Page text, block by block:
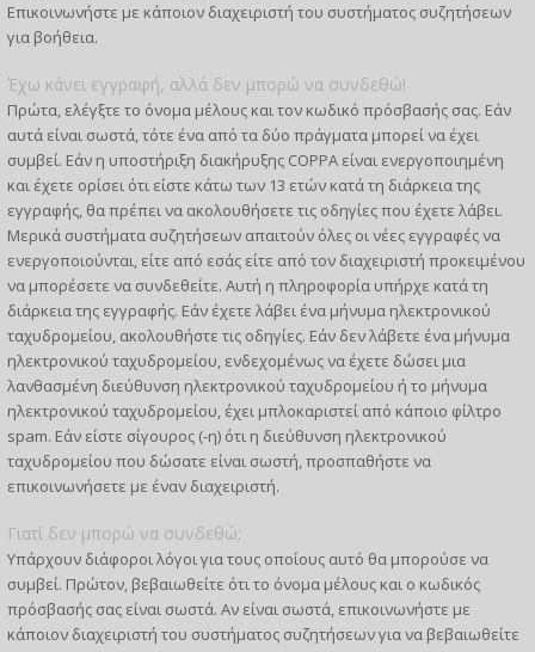
Επικοινωνήστε με κάποιον διαχειριστή του συστήματος συζητήσεων
για βοήθεια.
Έχω κάνει εγγραφή, αλλά δεν μπορώ να συνδεθώ!
Πρώτα, ελέγξτε το όνομα μέλους και τον κωδικό πρόσβασής σας. Εάν
αυτά είναι σωστά, τότε ένα από τα δύο πράγματα μπορεί να έχει
συμβεί. Εάν η υποστήριξη διακήρυξης COPPA είναι ενεργοποιημένη
και έχετε ορίσει ότι είστε κάτω των 13 ετών κατά τη διάρκεια της
εγγραφής, θα πρέπει να ακολουθήσετε τις οδηγίες που έχετε λάβει.
Μερικά συστήματα συζητήσεων απαιτούν όλες οι νέες εγγραφές να
ενεργοποιούνται, είτε από εσάς είτε από τον διαχειριστή προκειμένου
να μπορέσετε να συνδεθείτε. Αυτή η πληροφορία υπήρχε κατά τη
διάρκεια της εγγραφής. Εάν έχετε λάβει ένα μήνυμα ηλεκτρονικού
ταχυδρομείου, ακολουθήστε τις οδηγίες. Εάν δεν λάβετε ένα μήνυμα
ηλεκτρονικού ταχυδρομείου, ενδεχομένως να έχετε δώσει μια
λανθασμένη διεύθυνση ηλεκτρονικού ταχυδρομείου ή το μήνυμα
ηλεκτρονικού ταχυδρομείου, έχει μπλοκαριστεί από κάποιο φίλτρο
spam. Εάν είστε σίγουρος (-η) ότι η διεύθυνση ηλεκτρονικού
ταχυδρομείου που δώσατε είναι σωστή, προσπαθήστε να
επικοινωνήσετε με έναν διαχειριστή.
Γιατί δεν μπορώ να συνδεθώ;
Υπάρχουν διάφοροι λόγοι για τους οποίους αυτό θα μπορούσε να
συμβεί. Πρώτον, βεβαιωθείτε ότι το όνομα μέλους και ο κωδικός
πρόσβασής σας είναι σωστά. Αν είναι σωστά, επικοινωνήστε με
κάποιον διαχειριστή του συστήματος συζητήσεων για να βεβαιωθείτε